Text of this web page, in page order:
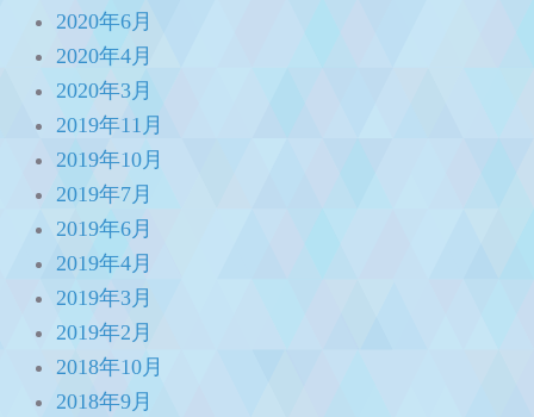
2020年6月
2020年4月
2020年3月
2019年11月
2019年10月
2019年7月
2019年6月
2019年4月
2019年3月
2019年2月
2018年10月
2018年9月